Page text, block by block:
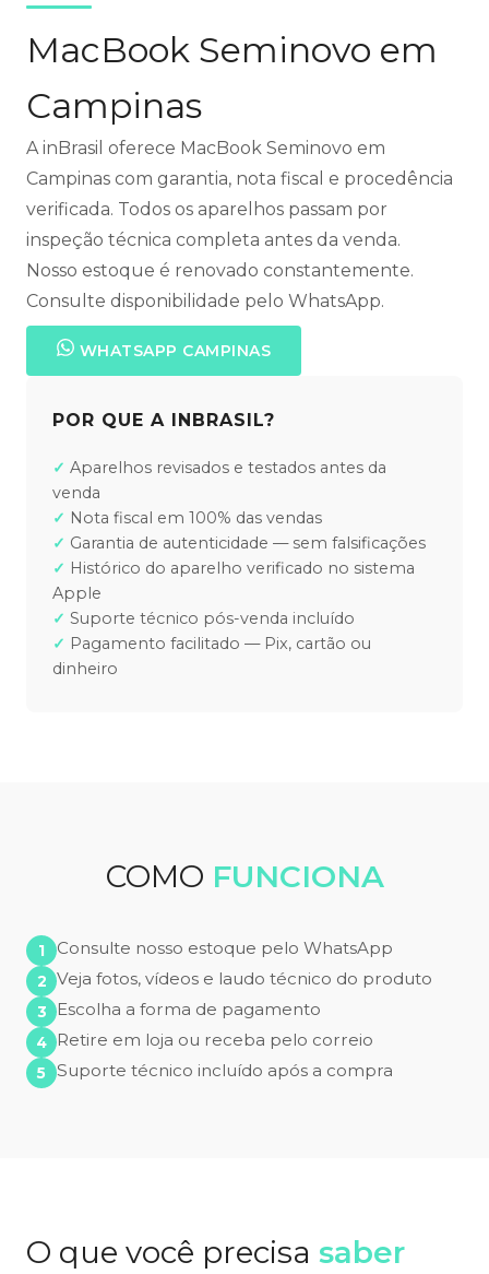
MacBook Seminovo em
Campinas
A inBrasil oferece MacBook Seminovo em
Campinas com garantia, nota fiscal e procedência
verificada. Todos os aparelhos passam por
inspeção técnica completa antes da venda.
Nosso estoque é renovado constantemente.
Consulte disponibilidade pelo WhatsApp.
WHATSAPP CAMPINAS
POR QUE A INBRASIL?
Aparelhos revisados e testados antes da
venda
Nota fiscal em 100% das vendas
Garantia de autenticidade — sem falsificações
Histórico do aparelho verificado no sistema
Apple
Suporte técnico pós-venda incluído
Pagamento facilitado — Pix, cartão ou
dinheiro
COMO FUNCIONA
Consulte nosso estoque pelo WhatsApp
Veja fotos, vídeos e laudo técnico do produto
Escolha a forma de pagamento
Retire em loja ou receba pelo correio
Suporte técnico incluído após a compra
O que você precisa saber